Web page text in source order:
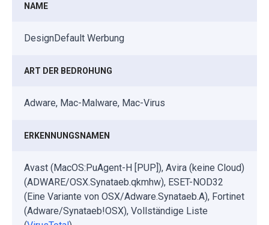
NAME
DesignDefault Werbung
ART DER BEDROHUNG
Adware, Mac-Malware, Mac-Virus
ERKENNUNGSNAMEN
Avast (MacOS:PuAgent-H [PUP]), Avira (keine Cloud)
(ADWARE/OSX.Synataeb.qkmhw), ESET-NOD32
(Eine Variante von OSX/Adware.Synataeb.A), Fortinet
(Adware/Synataeb!OSX), Vollständige Liste